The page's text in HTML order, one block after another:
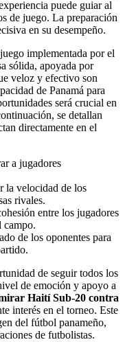
puede guiar al
de juego. La preparación
en su desempeño.
implementada por el
sólida, apoyada por
veloz y efectivo son
de Panamá para
será crucial en
se detallan
directamente en el
a jugadores
la velocidad de los
rivales.
entre los jugadores
campo.
de los oponentes para
de seguir todos los
de emoción y apoyo a
Haití Sub-20 contra
interés en el torneo. Este
del fútbol panameño,
de futbolistas.